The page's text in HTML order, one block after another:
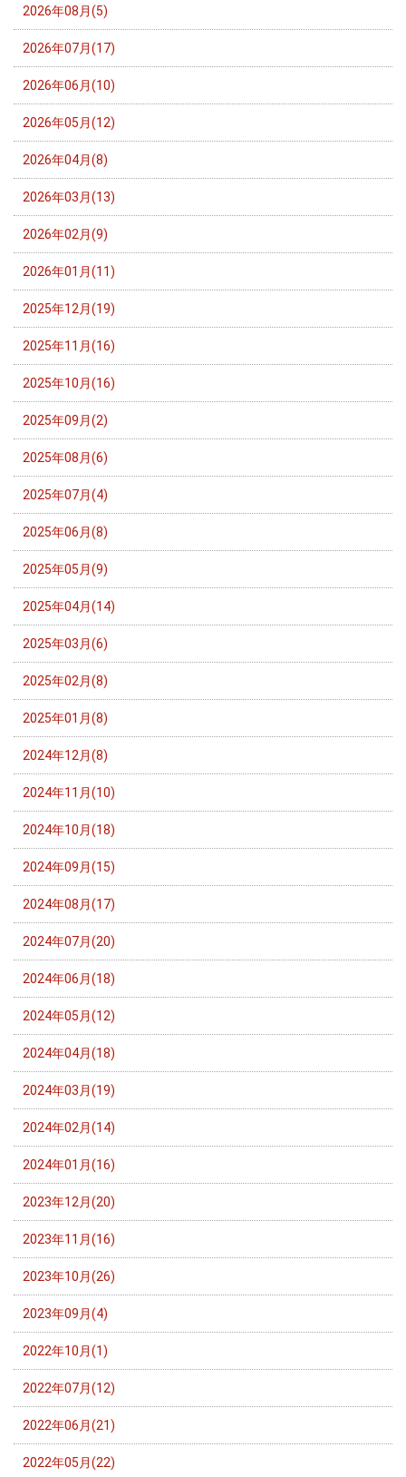
2026年08月(5)
2026年07月(17)
2026年06月(10)
2026年05月(12)
2026年04月(8)
2026年03月(13)
2026年02月(9)
2026年01月(11)
2025年12月(19)
2025年11月(16)
2025年10月(16)
2025年09月(2)
2025年08月(6)
2025年07月(4)
2025年06月(8)
2025年05月(9)
2025年04月(14)
2025年03月(6)
2025年02月(8)
2025年01月(8)
2024年12月(8)
2024年11月(10)
2024年10月(18)
2024年09月(15)
2024年08月(17)
2024年07月(20)
2024年06月(18)
2024年05月(12)
2024年04月(18)
2024年03月(19)
2024年02月(14)
2024年01月(16)
2023年12月(20)
2023年11月(16)
2023年10月(26)
2023年09月(4)
2022年10月(1)
2022年07月(12)
2022年06月(21)
2022年05月(22)